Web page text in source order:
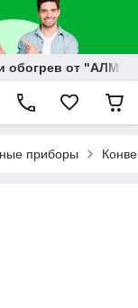
обогрев от
приборы